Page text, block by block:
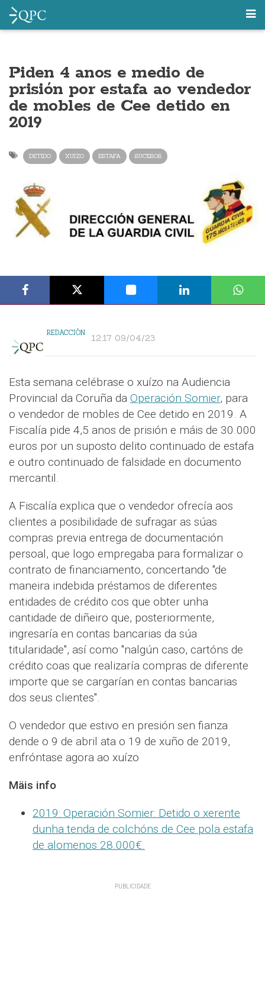
Piden 4 anos e medio de
prisión por estafa ao vendedor
de mobles de Cee detido en
2019
DETIDO XUIZO ESTAFA SUCESOS
REDACCIÓN 12:17 09/04/23
Esta semana celébrase o xuízo na Audiencia
Provincial da Coruña da Operación Somier, para
o vendedor de mobles de Cee detido en 2019. A
Fiscalía pide 4,5 anos de prisión e máis de 30.000
euros por un suposto delito continuado de estafa
e outro continuado de falsidade en documento
mercantil.
A Fiscalía explica que o vendedor ofrecía aos
clientes a posibilidade de sufragar as súas
compras previa entrega de documentación
persoal, que logo empregaba para formalizar o
contrato de financiamento, concertando "de
maneira indebida préstamos de diferentes
entidades de crédito cos que obter unha
cantidade de diñeiro que, posteriormente,
ingresaría en contas bancarias da súa
titularidade", así como "nalgún caso, cartóns de
crédito coas que realizaría compras de diferente
importe que se cargarían en contas bancarias
dos seus clientes".
O vendedor que estivo en presión sen fianza
dende o 9 de abril ata o 19 de xuño de 2019,
enfróntase agora ao xuízo
Mäis info
2019: Operación Somier: Detido o xerente
dunha tenda de colchóns de Cee pola estafa
de alomenos 28.000€.